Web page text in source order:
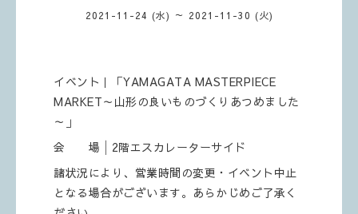
2021-11-24 (水) ～ 2021-11-30 (火)
イベント｜「YAMAGATA MASTERPIECE
MARKET～山形の良いものづくりあつめました
～」
会 場│2階エスカレーターサイド
諸状況により、営業時間の変更・イベント中止
となる場合がございます。あらかじめご了承く